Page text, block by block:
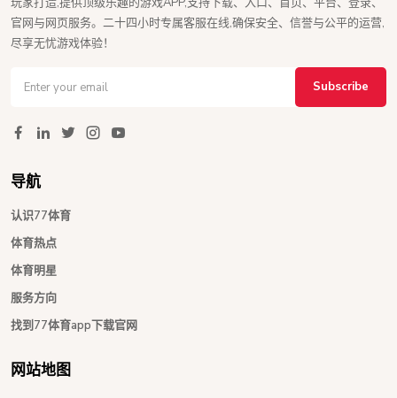
官网与网页服务。二十四小时专属客服在线,确保安全、信誉与公平的运营,
尽享无忧游戏体验！
Subscribe
导航
认识77体育
体育热点
体育明星
服务方向
找到77体育app下载官网
网站地图